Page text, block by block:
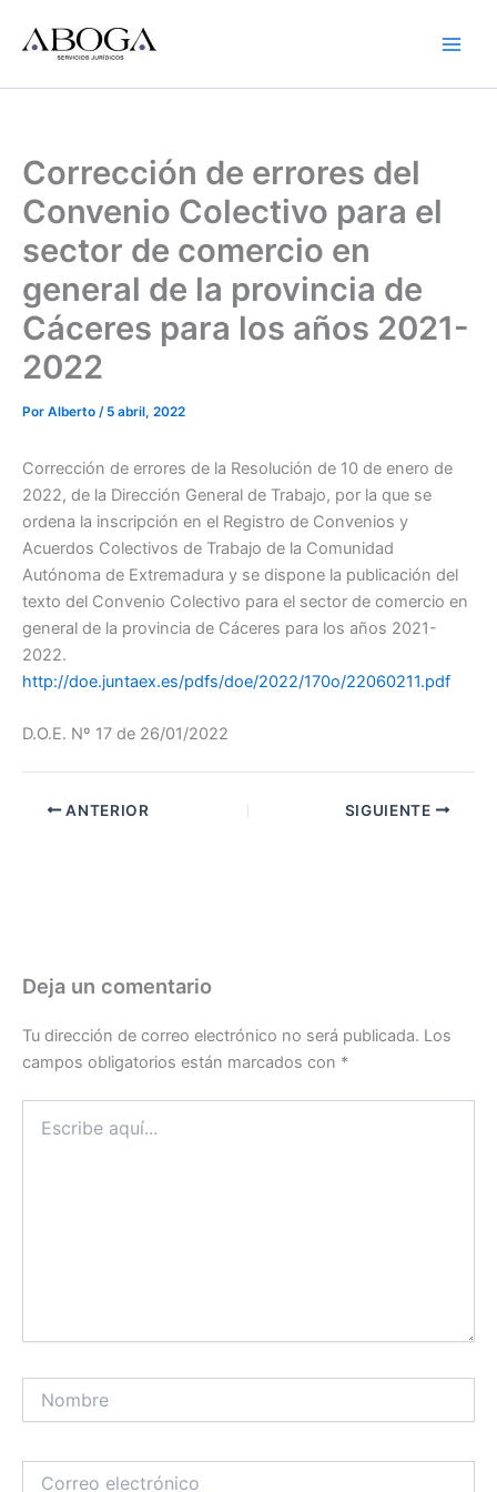
contenido
Corrección de errores del
Convenio Colectivo para el
sector de comercio en
general de la provincia de
Cáceres para los años 2021-
2022
Por Alberto / 5 abril, 2022
Corrección de errores de la Resolución de 10 de enero de
2022, de la Dirección General de Trabajo, por la que se
ordena la inscripción en el Registro de Convenios y
Acuerdos Colectivos de Trabajo de la Comunidad
Autónoma de Extremadura y se dispone la publicación del
texto del Convenio Colectivo para el sector de comercio en
general de la provincia de Cáceres para los años 2021-
2022.
http://doe.juntaex.es/pdfs/doe/2022/170o/22060211.pdf
D.O.E. Nº 17 de 26/01/2022
ANTERIOR SIGUIENTE
Deja un comentario
Tu dirección de correo electrónico no será publicada. Los
campos obligatorios están marcados con *
aquí...